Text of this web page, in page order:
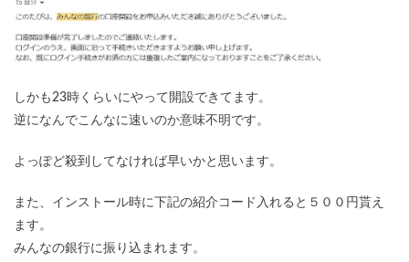
しかも23時くらいにやって開設できてます。
逆になんでこんなに速いのか意味不明です。
よっぽど殺到してなければ早いかと思います。
また、インストール時に下記の紹介コード入れると５００円貰え
ます。
みんなの銀行に振り込まれます。